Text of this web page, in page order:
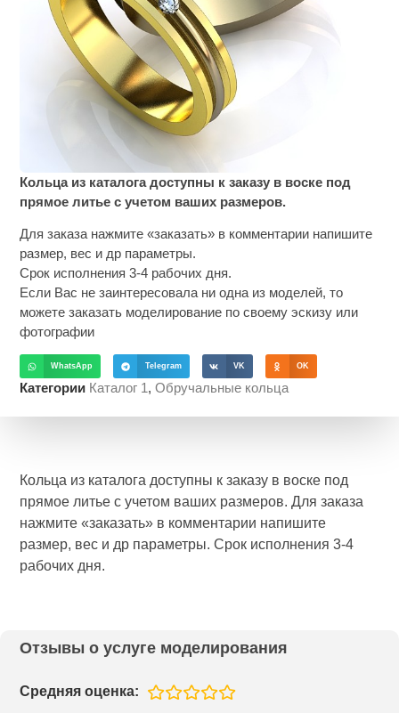
Кольца из каталога доступны к заказу в воске под
прямое литье с учетом ваших размеров.
Для заказа нажмите «заказать» в комментарии напишите
размер, вес и др параметры.
Срок исполнения 3-4 рабочих дня.
Если Вас не заинтересовала ни одна из моделей, то
можете заказать моделирование по своему эскизу или
фотографии
WhatsApp Telegram VK OK
Категории Каталог 1,Обручальные кольца
Кольца из каталога доступны к заказу в воске под
прямое литье с учетом ваших размеров. Для заказа
нажмите «заказать» в комментарии напишите
размер, вес и др параметры. Срок исполнения 3-4
рабочих дня.
Отзывы о услуге моделирования
Средняя оценка: